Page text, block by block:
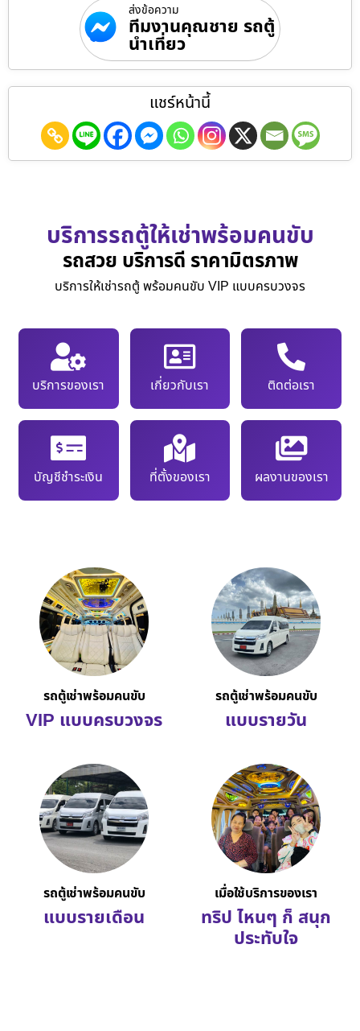
ส่งข้อความ
ทีมงานคุณชาย รถตู้
นำเที่ยว
แชร์หน้านี้
บริการรถตู้ให้เช่าพร้อมคนขับ
รถสวย บริการดี ราคามิตรภาพ
บริการให้เช่ารถตู้ พร้อมคนขับ VIP แบบครบวงจร
บริการของเรา เกี่ยวกับเรา ติดต่อเรา
บัญชีชำระเงิน ที่ตั้งของเรา ผลงานของเรา
รถตู้เช่าพร้อมคนขับ
VIP แบบครบวงจร
รถตู้เช่าพร้อมคนขับ
แบบรายวัน
รถตู้เช่าพร้อมคนขับ
แบบรายเดือน
เมื่อใช้บริการของเรา
ทริป ไหนๆ ก็ สนุก
ประทับใจ